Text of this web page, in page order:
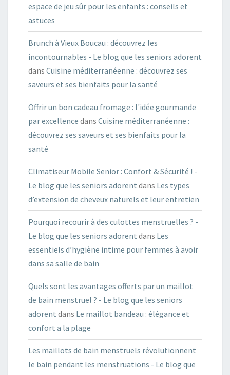
espace de jeu sûr pour les enfants : conseils et
astuces
Brunch à Vieux Boucau : découvrez les
incontournables - Le blog que les seniors adorent
dans Cuisine méditerranéenne : découvrez ses
saveurs et ses bienfaits pour la santé
Offrir un bon cadeau fromage : l'idée gourmande
par excellence dans Cuisine méditerranéenne :
découvrez ses saveurs et ses bienfaits pour la
santé
Climatiseur Mobile Senior : Confort & Sécurité ! -
Le blog que les seniors adorent dans Les types
d’extension de cheveux naturels et leur entretien
Pourquoi recourir à des culottes menstruelles ? -
Le blog que les seniors adorent dans Les
essentiels d’hygiène intime pour femmes à avoir
dans sa salle de bain
Quels sont les avantages offerts par un maillot
de bain menstruel ? - Le blog que les seniors
adorent dans Le maillot bandeau : élégance et
confort a la plage
Les maillots de bain menstruels révolutionnent
le bain pendant les menstruations - Le blog que